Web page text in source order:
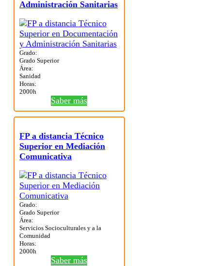
Administración Sanitarias
Grado:
Grado Superior
Área:
Sanidad
Horas:
2000h
Saber más
FP a distancia Técnico
Superior en Mediación
Comunicativa
Grado:
Grado Superior
Área:
Servicios Socioculturales y a la
Comunidad
Horas:
2000h
Saber más